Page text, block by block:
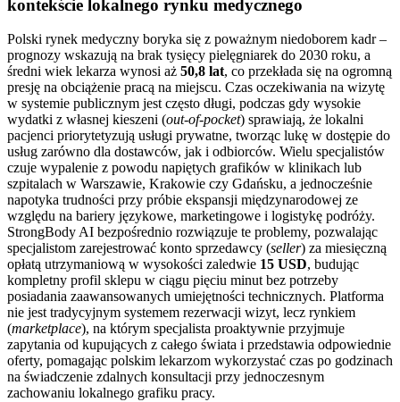
kontekście lokalnego rynku medycznego
Polski rynek medyczny boryka się z poważnym niedoborem kadr –
prognozy wskazują na brak tysięcy pielęgniarek do 2030 roku, a
średni wiek lekarza wynosi aż 50,8 lat, co przekłada się na ogromną
presję na obciążenie pracą na miejscu. Czas oczekiwania na wizytę
w systemie publicznym jest często długi, podczas gdy wysokie
wydatki z własnej kieszeni (out-of-pocket) sprawiają, że lokalni
pacjenci priorytetyzują usługi prywatne, tworząc lukę w dostępie do
usług zarówno dla dostawców, jak i odbiorców. Wielu specjalistów
czuje wypalenie z powodu napiętych grafików w klinikach lub
szpitalach w Warszawie, Krakowie czy Gdańsku, a jednocześnie
napotyka trudności przy próbie ekspansji międzynarodowej ze
względu na bariery językowe, marketingowe i logistykę podróży.
StrongBody AI bezpośrednio rozwiązuje te problemy, pozwalając
specjalistom zarejestrować konto sprzedawcy (seller) za miesięczną
opłatą utrzymaniową w wysokości zaledwie 15 USD, budując
kompletny profil sklepu w ciągu pięciu minut bez potrzeby
posiadania zaawansowanych umiejętności technicznych. Platforma
nie jest tradycyjnym systemem rezerwacji wizyt, lecz rynkiem
(marketplace), na którym specjalista proaktywnie przyjmuje
zapytania od kupujących z całego świata i przedstawia odpowiednie
oferty, pomagając polskim lekarzom wykorzystać czas po godzinach
na świadczenie zdalnych konsultacji przy jednoczesnym
zachowaniu lokalnego grafiku pracy.